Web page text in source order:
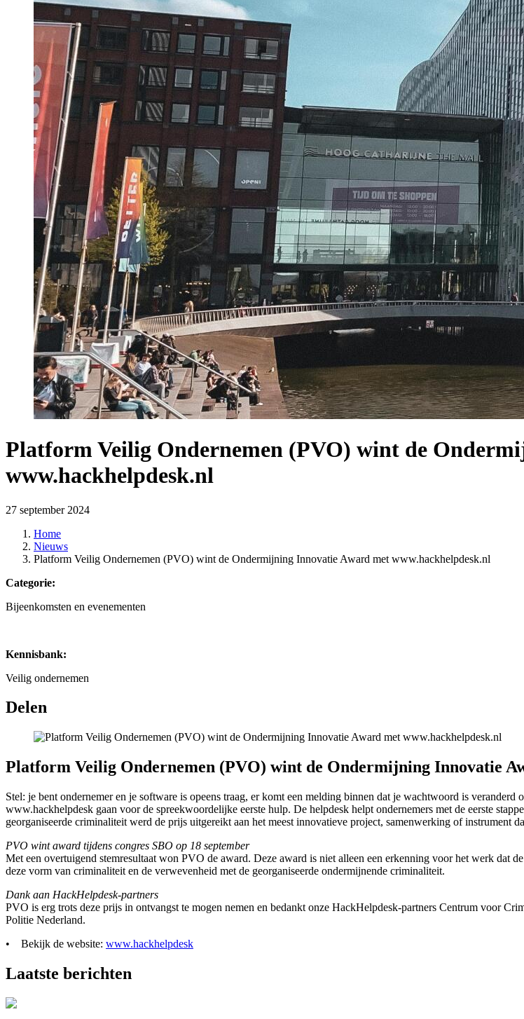
Platform Veilig Ondernemen (PVO) wint de
www.hackhelpdesk.nl
27 september 2024
Home
Nieuws
Platform Veilig Ondernemen (PVO) wint de Ondermijning Innovatie Award met www.hackhelpdesk.nl
Categorie:
Bijeenkomsten en evenementen
Kennisbank:
Veilig ondernemen
Delen
Platform Veilig Ondernemen (PVO) wint de Ondermijning Innovatie
Stel: je bent ondernemer en je software is opeens traag, er komt een melding binnen dat je wachtwoord is
www.hackhelpdesk gaan voor de spreekwoordelijke eerste hulp. De helpdesk helpt ondernemers met de eerste
georganiseerde criminaliteit werd de prijs uitgereikt aan het meest innovatieve project, samenwerking of instrument
PVO wint award tijdens congres SBO op 18 september
Met een overtuigend stemresultaat won PVO de award. Deze award is niet alleen een erkenning voor het werk dat
deze vorm van criminaliteit en de verwevenheid met de georganiseerde ondermijnende criminaliteit.
Dank aan HackHelpdesk-partners
PVO is erg trots deze prijs in ontvangst te mogen nemen en bedankt onze HackHelpdesk-partners Centrum voor
Politie Nederland.
• Bekijk de website: www.hackhelpdesk
Laatste berichten